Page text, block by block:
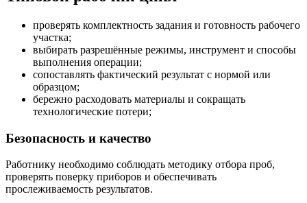
проверять комплектность задания и готовность рабочего
участка;
выбирать разрешённые режимы, инструмент и способы
выполнения операции;
сопоставлять фактический результат с нормой или
образцом;
бережно расходовать материалы и сокращать
технологические потери;
Безопасность и качество
Работнику необходимо соблюдать методику отбора проб,
проверять поверку приборов и обеспечивать
прослеживаемость результатов.